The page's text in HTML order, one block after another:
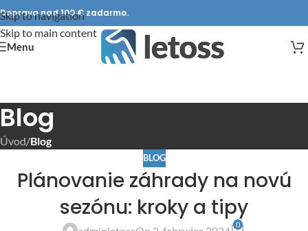
Skip to navigation
Skip to main content
Doprava nad 100 € zadarmo.
Menu
Blog
Úvod/Blog
BLOG
Plánovanie záhrady na novú
sezónu: kroky a tipy
0